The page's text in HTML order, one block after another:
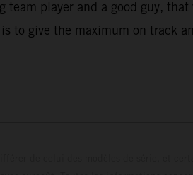
player and a good guy,
to give the maximum on track